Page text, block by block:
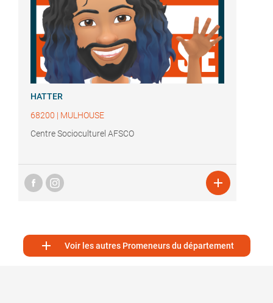
HATTER
68200 | MULHOUSE
Centre Socioculturel AFSCO

 Voir les autres Promeneurs du département